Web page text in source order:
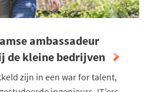
ambassadeur
de kleine bedrijven
zijn in een war for talent,